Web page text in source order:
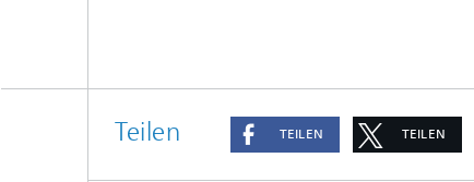
Teilen TEILEN TEILEN